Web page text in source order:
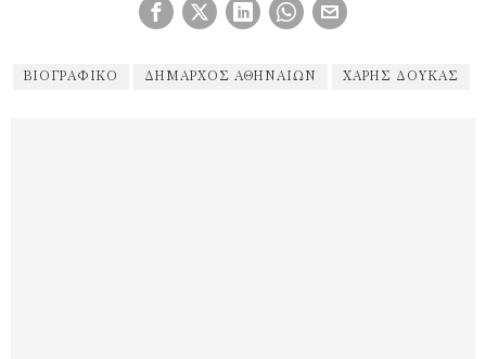
ΒΙΟΓΡΑΦΙΚΌ ΔΉΜΑΡΧΟΣ ΑΘΗΝΑΊΩΝ ΧΑΡΗΣ ΔΟΥΚΑΣ